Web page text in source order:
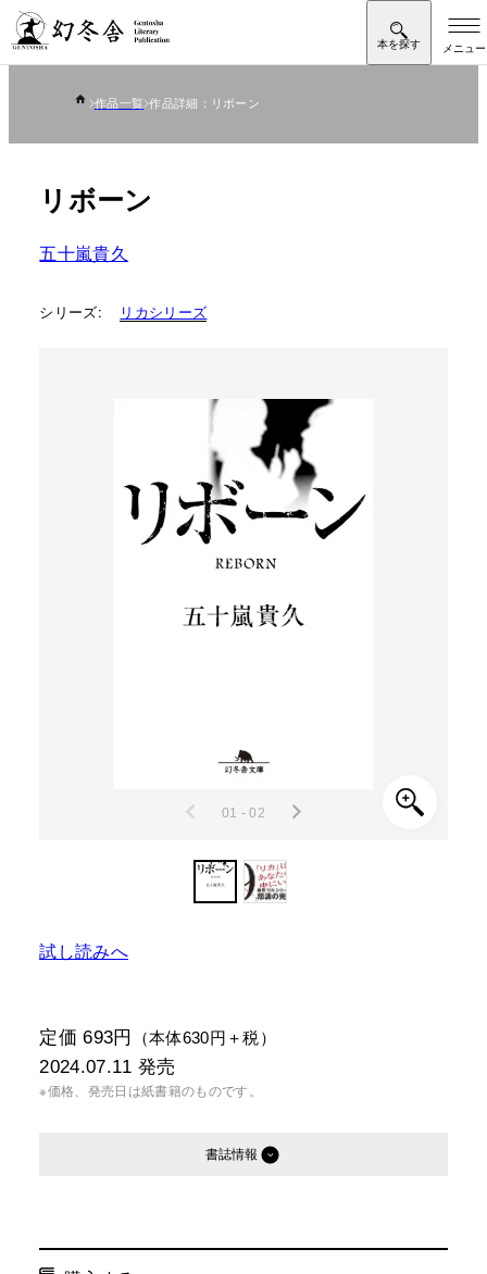
作品一覧 作品詳細：リボーン
リボーン
五十嵐貴久
シリーズ: リカシリーズ
01 - 02
試し読みへ
定価 693円 （本体630円＋税）
2024.07.11 発売
※価格、発売日は紙書籍のものです。
書誌情報